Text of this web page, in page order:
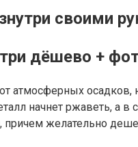
своими
дёшево +
осадков,
начнет ржаветь, а
причем желательно